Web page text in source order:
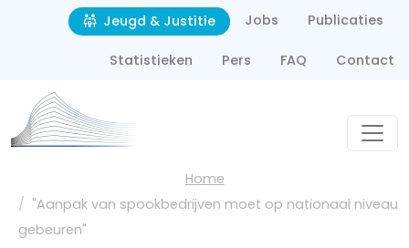
Overslaan en naar de inhoud gaan
Second navigation
Jeugd & Justitie Jobs Publicaties
Statistieken Pers FAQ Contact
Kruimelpad
Home
"Aanpak van spookbedrijven moet op nationaal niveau
gebeuren"